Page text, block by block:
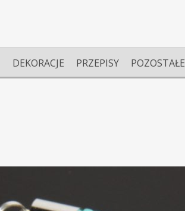
DEKORACJE PRZEPISY POZOSTAŁE